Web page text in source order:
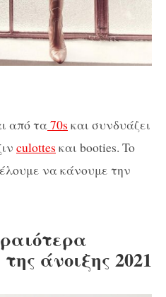
από τα70s και συνδυάζει
culottes και booties. To
να κάνουμε την
άνοιξης 2021